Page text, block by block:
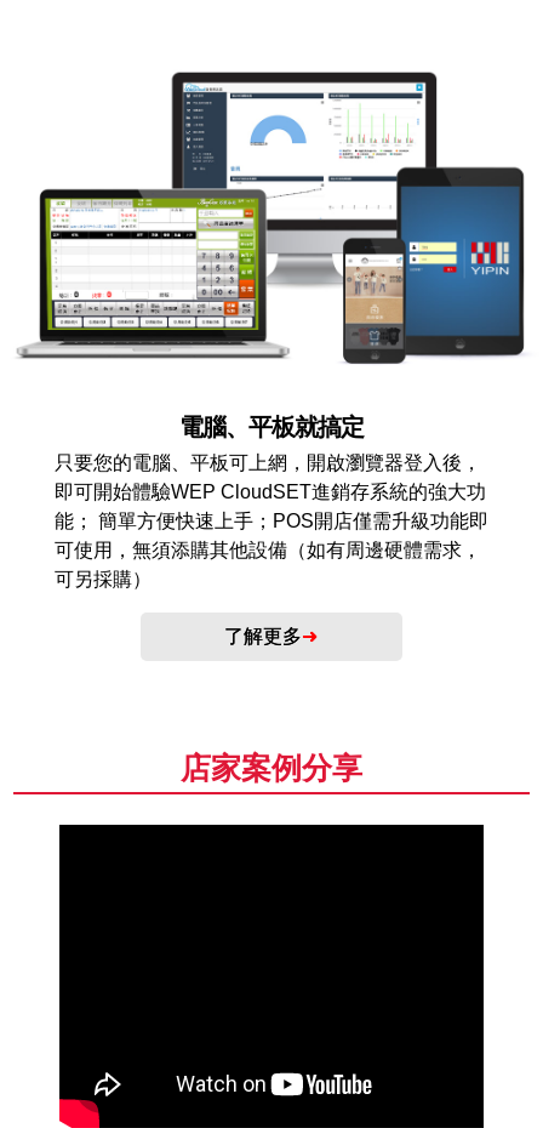
電腦、平板就搞定
只要您的電腦、平板可上網，開啟瀏覽器登入後，
即可開始體驗WEP CloudSET進銷存系統的強大功
能； 簡單方便快速上手；POS開店僅需升級功能即
可使用，無須添購其他設備（如有周邊硬體需求，
可另採購）
了解更多➜
店家案例分享